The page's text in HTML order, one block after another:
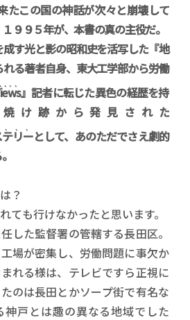
たこの国の神話が次々と崩壊して
９９５年が、本書の真の主役だ。
す光と影の昭和史を活写した『地
る著者自身、東大工学部から労働
、、、 』記者に転じた異色の経歴を持
け跡から発見された
リー
、、
として、あのただでさえ劇的
？
ても行けなかったと思います。
した監督署の管轄する長田区。
場が密集し、労働問題に事欠か
れる様は、テレビですら正視に
のは長田とかソープ街で有名な
戸とは趣の異なる地域でした